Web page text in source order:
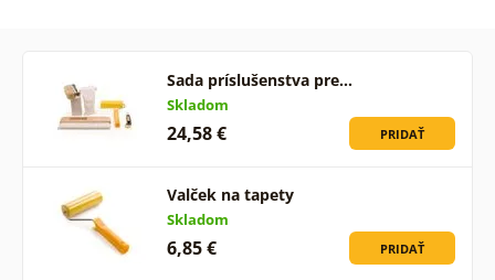
Sada príslušenstva pre…
Skladom
24,58 € PRIDAŤ
Valček na tapety
Skladom
6,85 € PRIDAŤ